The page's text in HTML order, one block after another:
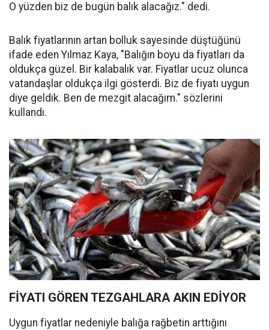
O yüzden biz de bugün balık alacağız." dedi.
Balık fiyatlarının artan bolluk sayesinde düştüğünü
ifade eden Yılmaz Kaya, "Balığın boyu da fiyatları da
oldukça güzel. Bir kalabalık var. Fiyatlar ucuz olunca
vatandaşlar oldukça ilgi gösterdi. Biz de fiyatı uygun
diye geldik. Ben de mezgit alacağım." sözlerini
kullandı.
FİYATI GÖREN TEZGAHLARA AKIN EDİYOR
Uygun fiyatlar nedeniyle balığa rağbetin arttığını